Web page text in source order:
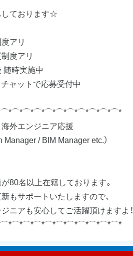
しております☆
アリ
度アリ
随時実施中
チャットで応募受付中
外エンジニア応援
Manager / BIM Manager etc.）
80名以上在籍しております。
もサポートいたしますので、
ニアも安心してご活躍頂けますよ！